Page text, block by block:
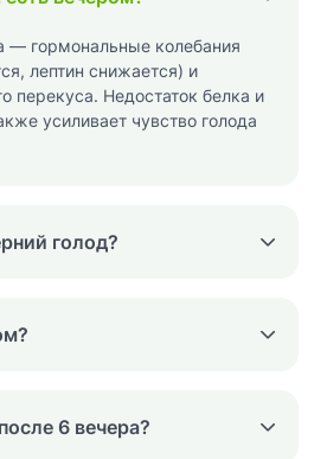
— гормональные колебания
лептин снижается) и
перекуса. Недостаток белка и
усиливает чувство голода
голод?
6 вечера?